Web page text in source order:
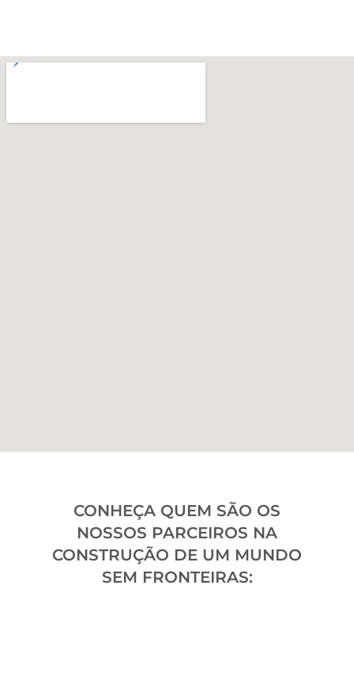
CONHEÇA QUEM SÃO OS
NOSSOS PARCEIROS NA
CONSTRUÇÃO DE UM MUNDO
SEM FRONTEIRAS: